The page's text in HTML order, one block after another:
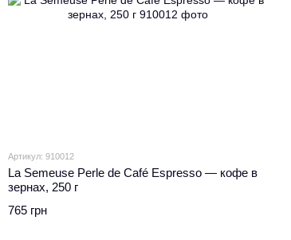
Артикул: 910012
La Semeuse Perle de Café Espresso — кофе в
зернах, 250 г
765 грн